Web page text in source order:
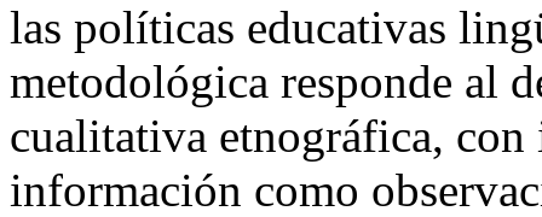
las políticas educativas
metodológica responde al
cualitativa etnográfica, con
información como